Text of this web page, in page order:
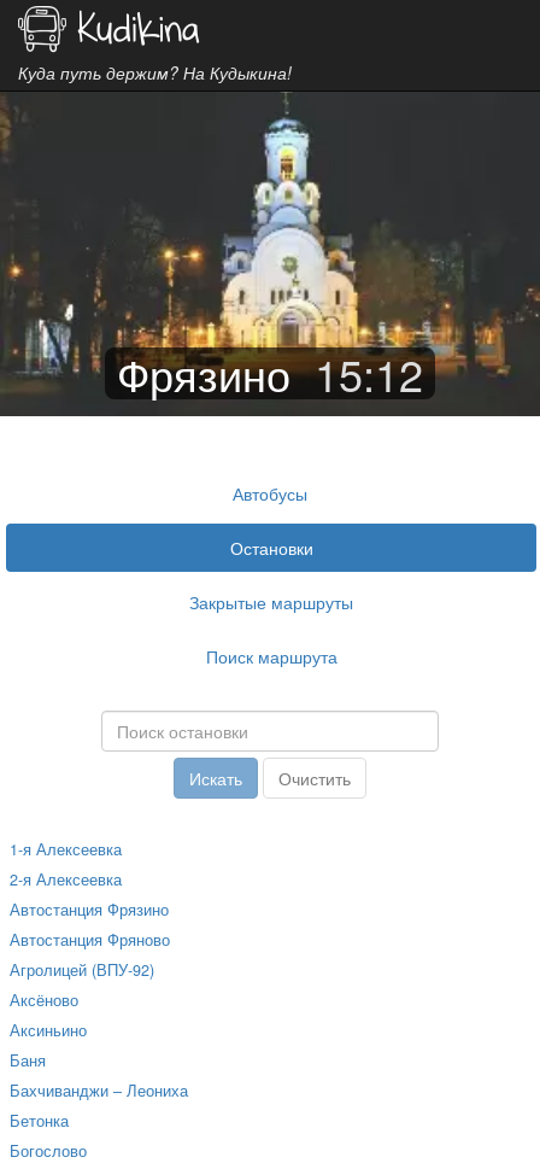
Куда путь держим? На Кудыкина!
Фрязино 15:12
Автобусы
Остановки
Закрытые маршруты
Поиск маршрута
1-я Алексеевка
2-я Алексеевка
Автостанция Фрязино
Автостанция Фряново
Агролицей (ВПУ-92)
Аксёново
Аксиньино
Баня
Бахчиванджи – Леониха
Бетонка
Богослово